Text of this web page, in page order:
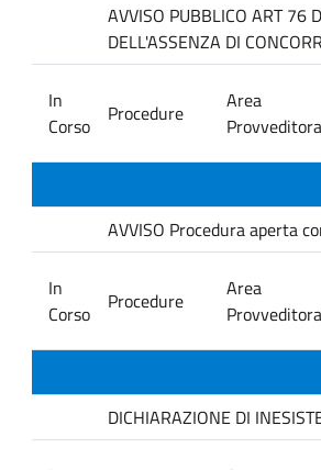
AVVISO PUBBLICO ART 76
DELL'ASSENZA DI
In
Corso
Procedure
Area
AVVISO Procedura aperta
In
Corso
Procedure
Area
DICHIARAZIONE DI